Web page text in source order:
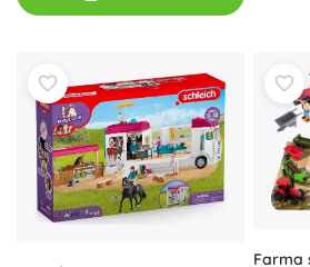
Farma